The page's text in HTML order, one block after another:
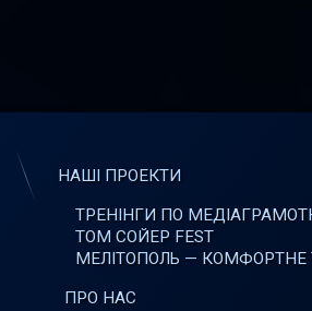
НАШІ ПРОЕКТИ
ТРЕНІНГИ ПО
ТОМ СОЙЕР FEST
МЕЛІТОПОЛЬ — КОМФОРТНЕ
ПРО НАС